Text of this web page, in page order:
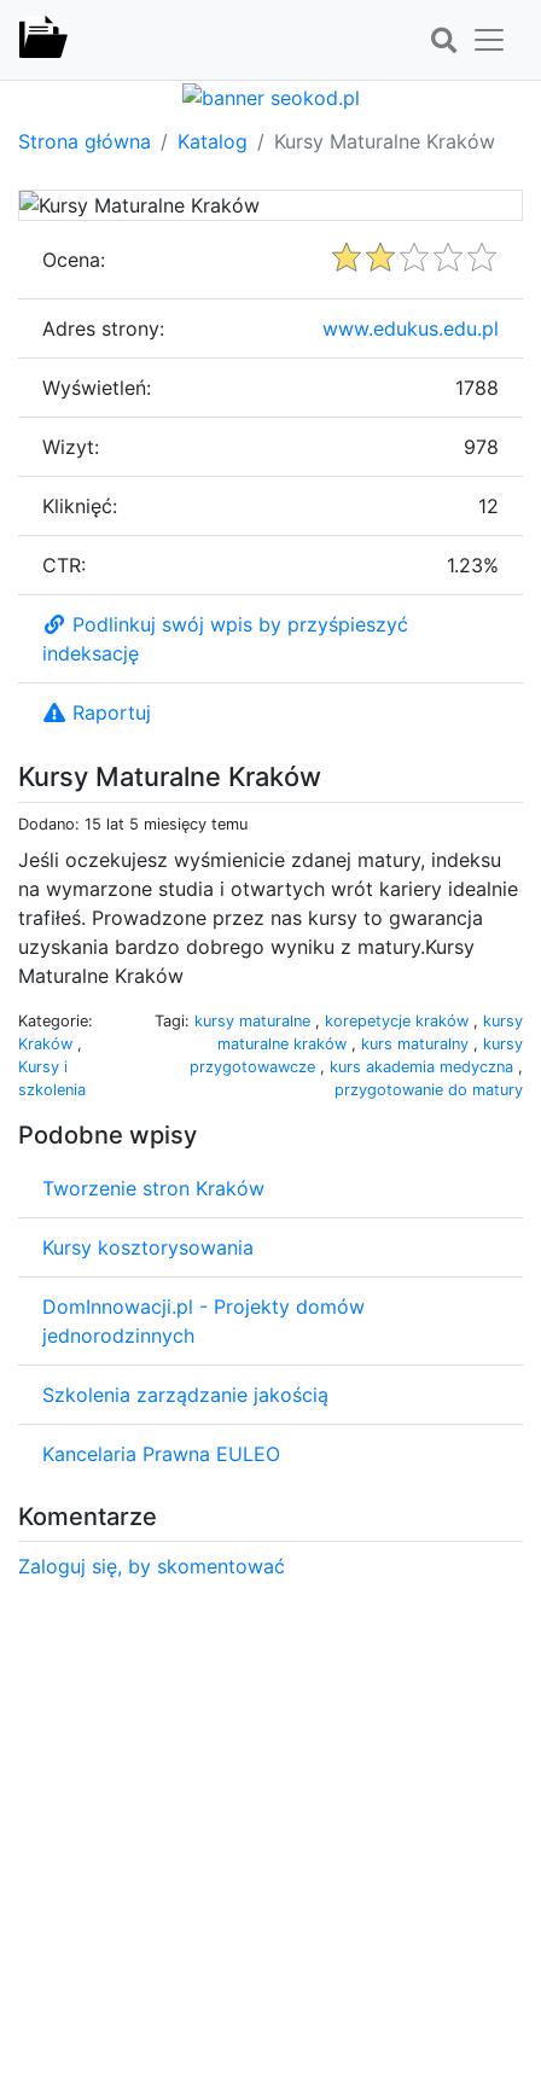
Strona główna Katalog Kursy Maturalne Kraków
Kursy Maturalne Kraków
Dodano: 15 lat 5 miesięcy temu
Jeśli oczekujesz wyśmienicie zdanej matury, indeksu
na wymarzone studia i otwartych wrót kariery idealnie
trafiłeś. Prowadzone przez nas kursy to gwarancja
uzyskania bardzo dobrego wyniku z matury.Kursy
Maturalne Kraków
Kategorie:
Kraków ,
Kursy i
szkolenia
Tagi: kursy maturalne , korepetycje kraków , kursy
maturalne kraków , kurs maturalny , kursy
przygotowawcze , kurs akademia medyczna ,
przygotowanie do matury
Podobne wpisy
Tworzenie stron Kraków
Kursy kosztorysowania
DomInnowacji.pl - Projekty domów
jednorodzinnych
Szkolenia zarządzanie jakością
Kancelaria Prawna EULEO
Komentarze
Zaloguj się, by skomentować
Ocena:
Adres strony: www.edukus.edu.pl
Wyświetleń: 1788
Wizyt: 978
Kliknięć: 12
CTR: 1.23%
Podlinkuj swój wpis by przyśpieszyć
indeksację
Raportuj